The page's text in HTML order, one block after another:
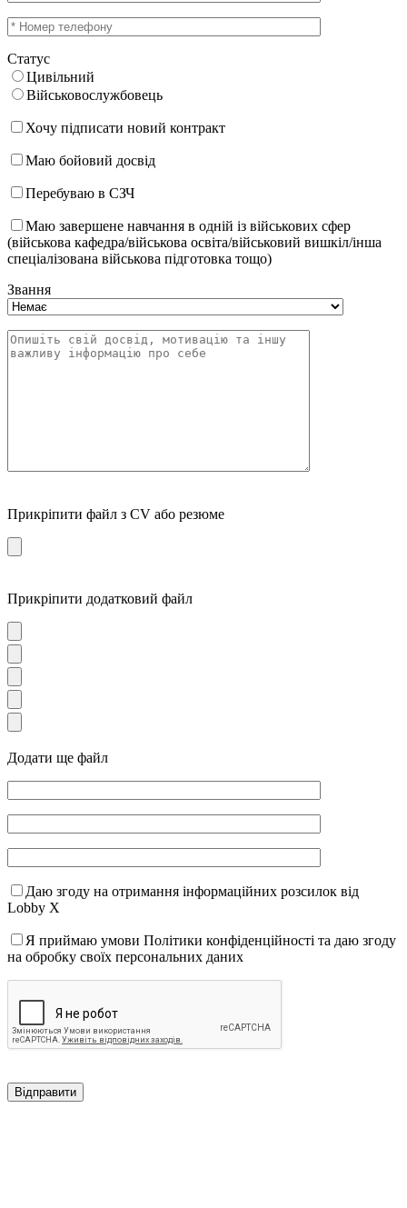
Статус
Цивільний
Військовослужбовець
Хочу підписати новий контракт
Маю бойовий досвід
Перебуваю в СЗЧ
Маю завершене навчання в одній із військових сфер
(військова кафедра/військова освіта/військовий вишкіл/інша
спеціалізована військова підготовка тощо)
Звання
Прикріпити файл з CV або резюме
Прикріпити додатковий файл
Додати ще файл
Даю згоду на отримання інформаційних розсилок від
Lobby X
Я приймаю умови Політики конфіденційності та даю згоду
на обробку своїх персональних даних